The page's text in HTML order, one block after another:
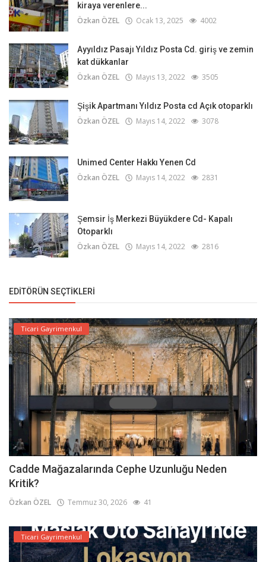
kiraya verenlere...
Özkan ÖZEL Ocak 13, 2025 4002
Ayyıldız Pasajı Yıldız Posta Cd. giriş ve zemin
kat dükkanlar
Özkan ÖZEL Mayıs 13, 2022 3505
Şişik Apartmanı Yıldız Posta cd Açık otoparklı
Özkan ÖZEL Mayıs 14, 2022 3078
Unimed Center Hakkı Yenen Cd
Özkan ÖZEL Mayıs 14, 2022 2831
Şemsir İş Merkezi Büyükdere Cd- Kapalı
Otoparklı
Özkan ÖZEL Mayıs 14, 2022 2816
EDITÖRÜN SEÇTIKLERI
Ticari Gayrimenkul
Cadde Mağazalarında Cephe Uzunluğu Neden
Kritik?
Özkan ÖZEL Temmuz 30, 2026 41
Ticari Gayrimenkul